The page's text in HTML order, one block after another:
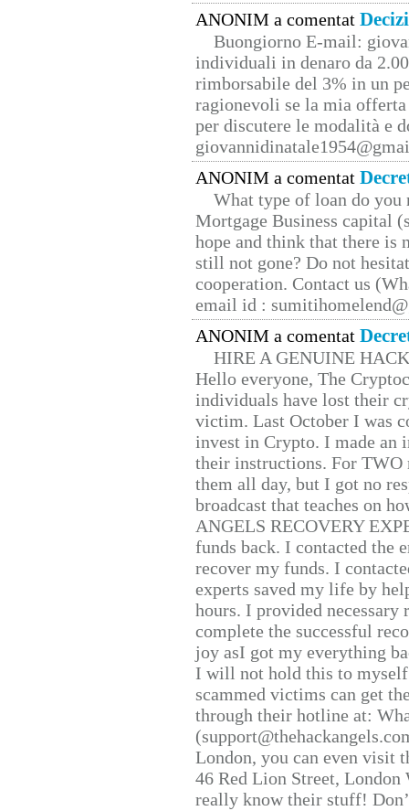
ANONIM a comentat
Buongiorno E-mail:
individuali in denaro da
rimborsabile del 3% in un
ragionevoli se la mia
per discutere le modalità e
ANONIM a comentat
What type of loan do you
Mortgage Business capital
hope and think that there is
still not gone? Do not
cooperation. Contact us
email id :
ANONIM a comentat
HIRE A GENUINE
Hello everyone, The
individuals have lost their
victim. Last October I was
invest in Crypto. I made
their instructions. For TWO
them all day, but I got no
broadcast that teaches on
ANGELS RECOVERY
funds back. I contacted the
recover my funds. I
experts saved my life by
hours. I provided
complete the successful
joy asI got my everything
I will not hold this to
scammed victims can get
through their hotline at:
London, you can even visit
46 Red Lion Street, London
really know their stuff!